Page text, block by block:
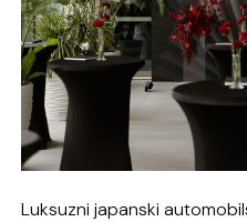
Luksuzni japanski